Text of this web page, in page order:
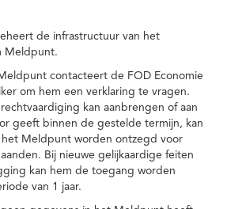
de infrastructuur van het
Meldpunt.
contacteert de FOD Economie
om hem een verklaring te vragen.
kan aanbrengen of aan
geeft binnen de gestelde termijn, kan
Meldpunt worden ontzegd voor
Bij nieuwe gelijkaardige feiten
kan hem de toegang worden
van 1 jaar.